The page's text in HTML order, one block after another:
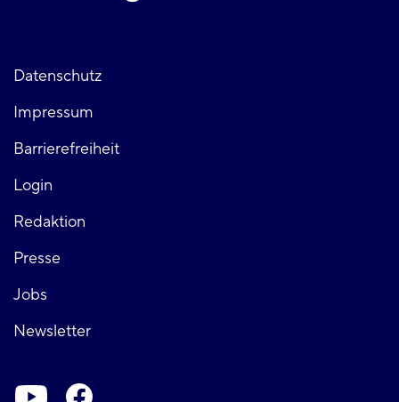
Fußzeile
links
Datenschutz
Impressum
Barrierefreiheit
Login
Fußzeile
rechts
Redaktion
Presse
Jobs
Newsletter